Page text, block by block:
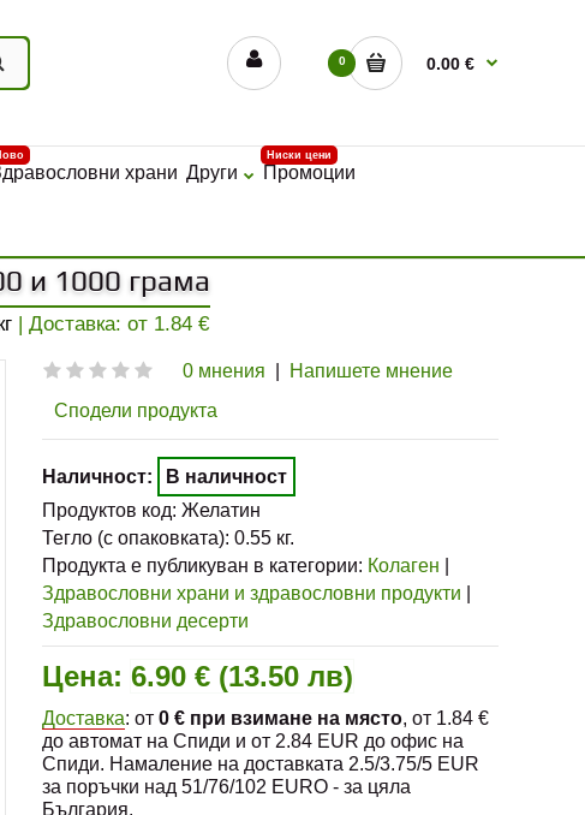
0 0.00 €
храни Други Промоции
Ниски цени
и 1000 грама
| Доставка: от 1.84 €
0 мнения
Напишете мнение
Сподели продукта
Наличност:
В наличност
Продуктов код: Желатин
Тегло (с опаковката): 0.55 кг.
Продукта е публикуван в категории: Колаген
Здравословни храни и здравословни продукти
Здравословни десерти
Цена: 6.90 € (13.50 лв)
Доставка: от 0 € при взимане на място, от 1.84 €
до автомат на Спиди и от 2.84 EUR до офис на
Спиди. Намаление на доставката 2.5/3.75/5 EUR
за поръчки над 51/76/102 EURO - за цяла
България.